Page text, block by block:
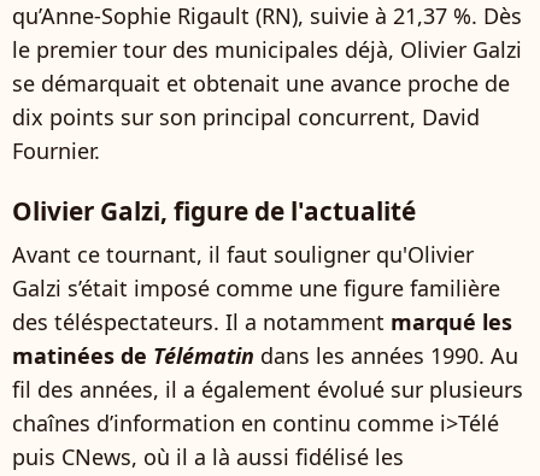
qu’Anne-Sophie Rigault (RN), suivie à 21,37 %. Dès
le premier tour des municipales déjà, Olivier Galzi
se démarquait et obtenait une avance proche de
dix points sur son principal concurrent, David
Fournier.
Olivier Galzi, figure de l'actualité
Avant ce tournant, il faut souligner qu'Olivier
Galzi s’était imposé comme une figure familière
des téléspectateurs. Il a notamment marqué les
matinées de Télématin dans les années 1990. Au
fil des années, il a également évolué sur plusieurs
chaînes d’information en continu comme i>Télé
puis CNews, où il a là aussi fidélisé les